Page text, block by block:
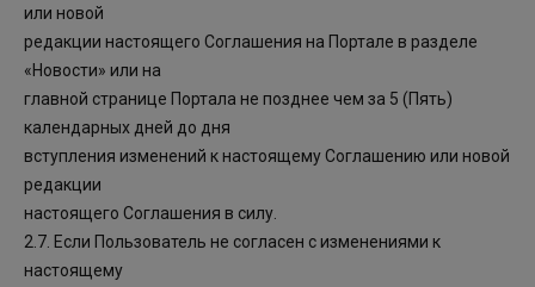
или новой
редакции настоящего Соглашения на Портале в разделе
«Новости» или на
главной странице Портала не позднее чем за 5 (Пять)
календарных дней до дня
вступления изменений к настоящему Соглашению или новой
редакции
настоящего Соглашения в силу.
2.7. Если Пользователь не согласен с изменениями к
настоящему